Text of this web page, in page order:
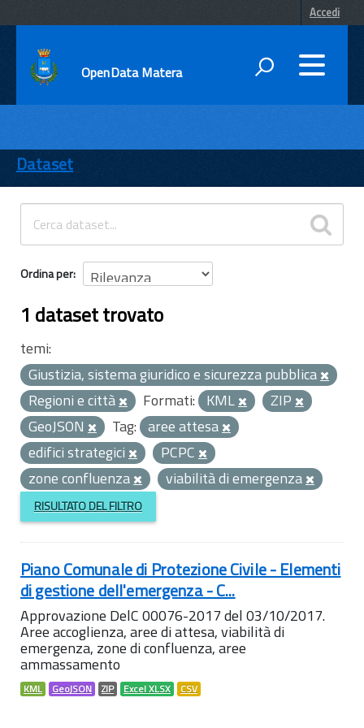
Accedi
OpenData Matera
ENTI
TEMI
INFORMAZIONI
Dataset
Ordina per
1 dataset trovato
temi:
Giustizia, sistema giuridico e sicurezza pubblica
Regioni e città
Formati: KML
ZIP
GeoJSON
Tag: aree attesa
edifici strategici
PCPC
zone confluenza
viabilità di emergenza
RISULTATO DEL FILTRO
Piano Comunale di Protezione Civile - Elementi
di gestione dell'emergenza - C...
Approvazione DelC 00076-2017 del 03/10/2017.
Aree accoglienza, aree di attesa, viabilità di
emergenza, zone di confluenza, aree
ammassamento
KML GeoJSON ZIP Excel XLSX CSV